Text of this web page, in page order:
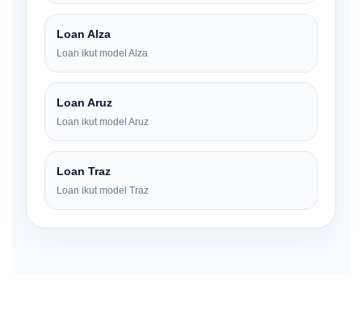
Loan Alza
Loan ikut model Alza
Loan Aruz
Loan ikut model Aruz
Loan Traz
Loan ikut model Traz